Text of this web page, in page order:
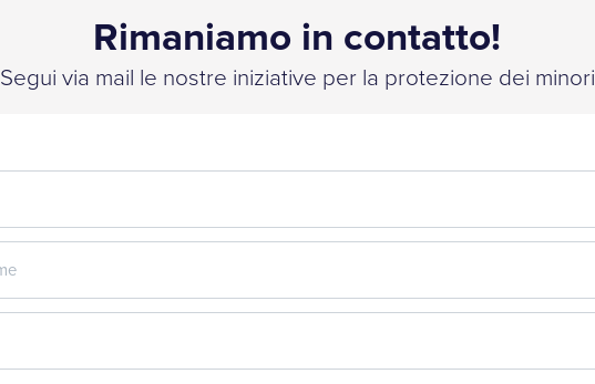
Rimaniamo in contatto!
Segui via mail le nostre iniziative per la protezione dei minori